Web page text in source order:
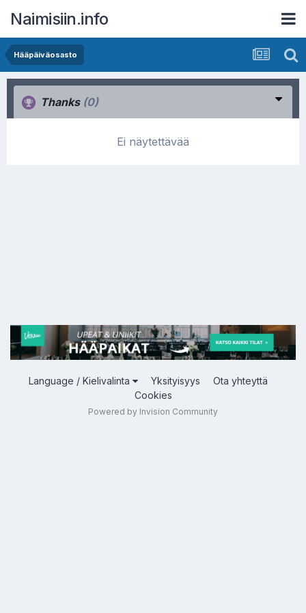
Naimisiin.info
Hääpäiväosasto
Thanks (0)
Ei näytettävää
Language / Kielivalinta Yksityisyys
Ota yhteyttä
Cookies
Powered by Invision Community